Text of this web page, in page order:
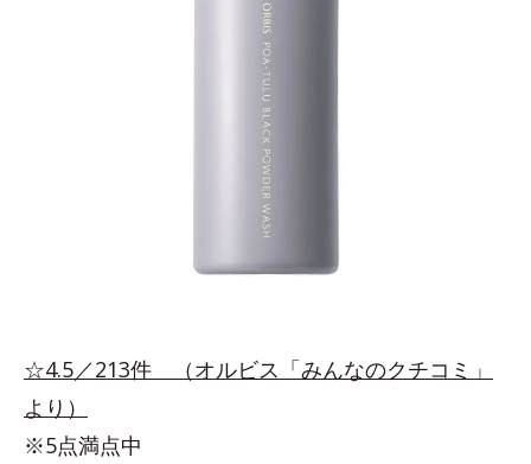
☆4.5／213件 （オルビス「みんなのクチコミ」
より）
※5点満点中